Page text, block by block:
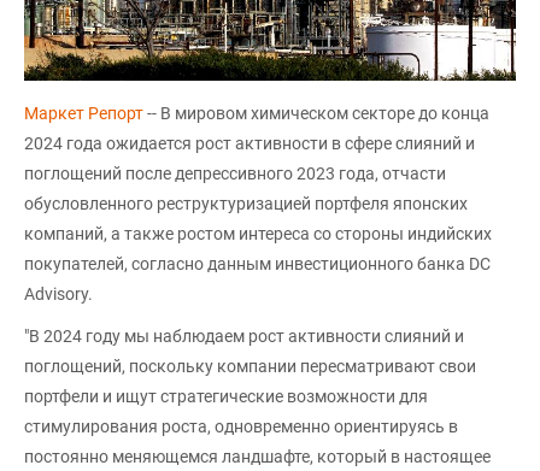
Маркет Репорт-- В мировом химическом секторе до конца
2024 года ожидается рост активности в сфере слияний и
поглощений после депрессивного 2023 года, отчасти
обусловленного реструктуризацией портфеля японских
компаний, а также ростом интереса со стороны индийских
покупателей, согласно данным инвестиционного банка DC
Advisory.
"В 2024 году мы наблюдаем рост активности слияний и
поглощений, поскольку компании пересматривают свои
портфели и ищут стратегические возможности для
стимулирования роста, одновременно ориентируясь в
постоянно меняющемся ландшафте, который в настоящее